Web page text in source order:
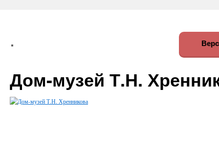
Дом-музей Т.Н.